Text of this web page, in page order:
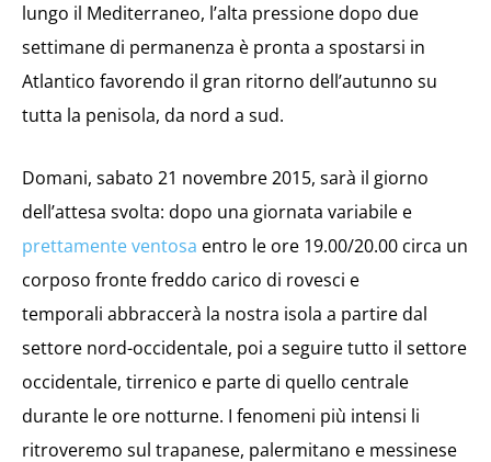
lungo il Mediterraneo, l’alta pressione dopo due
settimane di permanenza è pronta a spostarsi in
Atlantico favorendo il gran ritorno dell’autunno su
tutta la penisola, da nord a sud.
Domani, sabato 21 novembre 2015, sarà il giorno
dell’attesa svolta: dopo una giornata variabile e
prettamente ventosa entro le ore 19.00/20.00 circa un
corposo fronte freddo carico di rovesci e
temporali abbraccerà la nostra isola a partire dal
settore nord-occidentale, poi a seguire tutto il settore
occidentale, tirrenico e parte di quello centrale
durante le ore notturne. I fenomeni più intensi li
ritroveremo sul trapanese, palermitano e messinese